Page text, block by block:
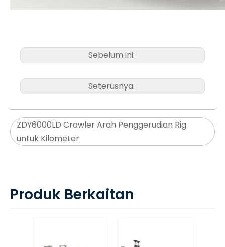
Sebelum ini:
Seterusnya:
ZDY6000LD Crawler Arah Penggerudian Rig
untuk Kilometer
Produk Berkaitan